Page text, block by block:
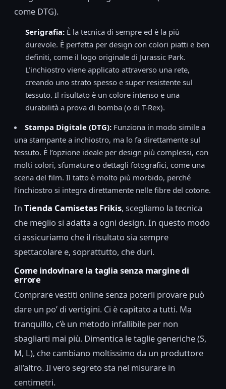
come DTG).
Serigrafia: È la tecnica di sempre ed è la più
durevole. È perfetta per design con colori piatti e ben
definiti, come il logo originale di Jurassic Park.
L’inchiostro viene applicato attraverso una rete,
creando uno strato spesso e super resistente sul
tessuto. Il risultato è un colore intenso e una
durabilità a prova di bomba (o di T-Rex).
Stampa Digitale (DTG): Funziona in modo simile a
una stampante a inchiostro, ma lo fa direttamente sul
tessuto. È l’opzione ideale per design più complessi, con
molti colori, sfumature o dettagli fotografici, come una
scena del film. Il tatto è molto più morbido, perché
l’inchiostro si integra direttamente nelle fibre del cotone.
In Tienda Camisetas Frikis, scegliamo la tecnica
che meglio si adatta a ogni design. In questo modo
ci assicuriamo che il risultato sia sempre
spettacolare e, soprattutto, che duri.
Come indovinare la taglia senza margine di
errore
Comprare vestiti online senza poterli provare può
dare un po’ di vertigini. Ci è capitato a tutti. Ma
tranquillo, c’è un metodo infallibile per non
sbagliarti mai più. Dimentica le taglie generiche (S,
M, L), che cambiano moltissimo da un produttore
all’altro. Il vero segreto sta nel misurare in
centimetri.